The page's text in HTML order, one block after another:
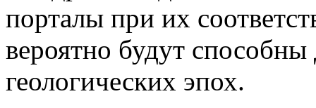
порталы при их
вероятно будут способны
геологических эпох.